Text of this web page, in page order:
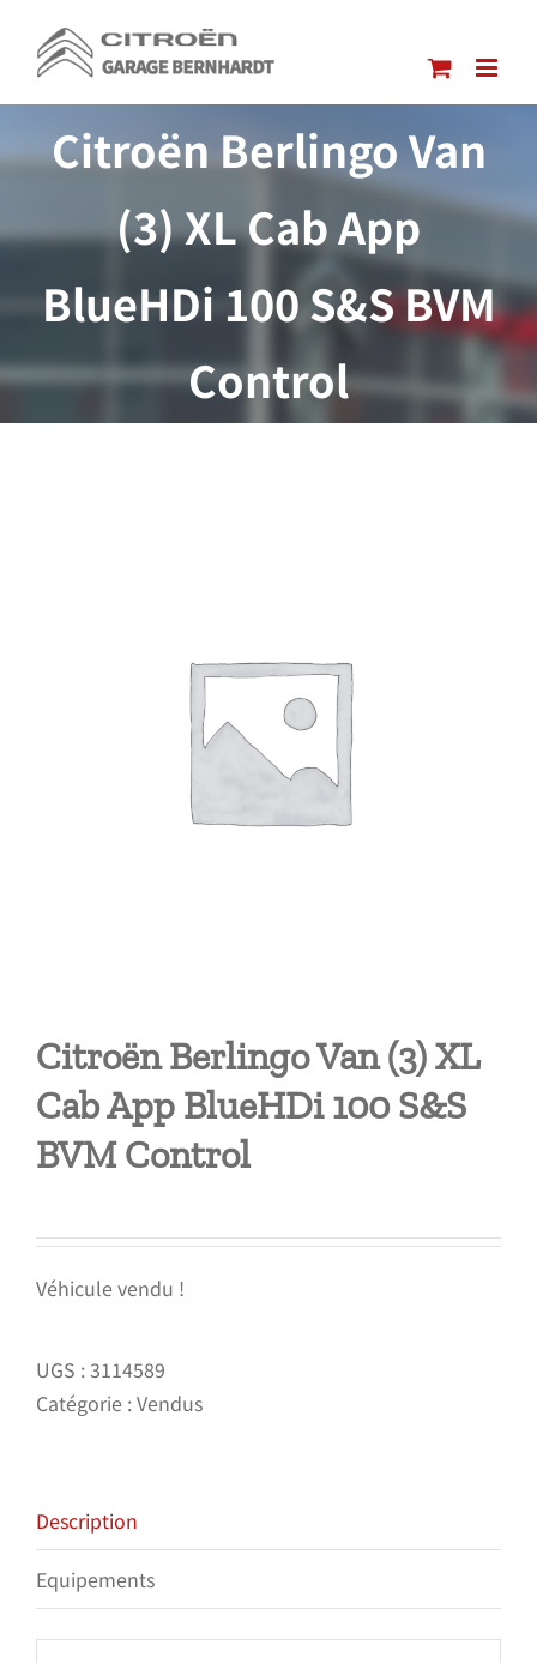
contenu
Citroën Berlingo Van
(3) XL Cab App
BlueHDi 100 S&S BVM
Control
Citroën Berlingo Van (3) XL
Cab App BlueHDi 100 S&S
BVM Control
Véhicule vendu !
UGS :3114589
Catégorie :Vendus
Description
Equipements